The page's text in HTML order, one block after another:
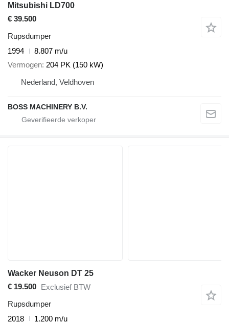
Mitsubishi LD700
€ 39.500
Rupsdumper
1994
8.807 m/u
Vermogen 204 PK (150 kW)
Nederland, Veldhoven
BOSS MACHINERY B.V.
Wacker Neuson DT 25
€ 19.500 Exclusief BTW
Rupsdumper
2018
1.200 m/u